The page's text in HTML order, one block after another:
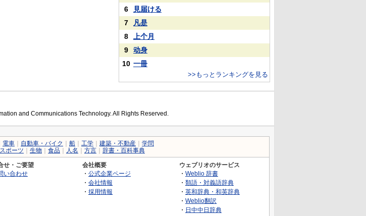
6
見届ける
7
凡是
8
上个月
9
动身
10 一冊
>>もっとランキングを見る
and Communications Technology. All Rights Reserved.
電車 自動車・バイク 船 工学 建築・不動産
学問
スポーツ 生物 食品 人名 方言 辞書・百科事典
せ・ご要望
い合わせ
会社概要
・ 公式企業ページ
・ 会社情報
・ 採用情報
ウェブリオのサービス
・ Weblio 辞書
・ 類語・対義語辞典
・ 英和辞典・和英辞典
・ Weblio翻訳
・ 日中中日辞典